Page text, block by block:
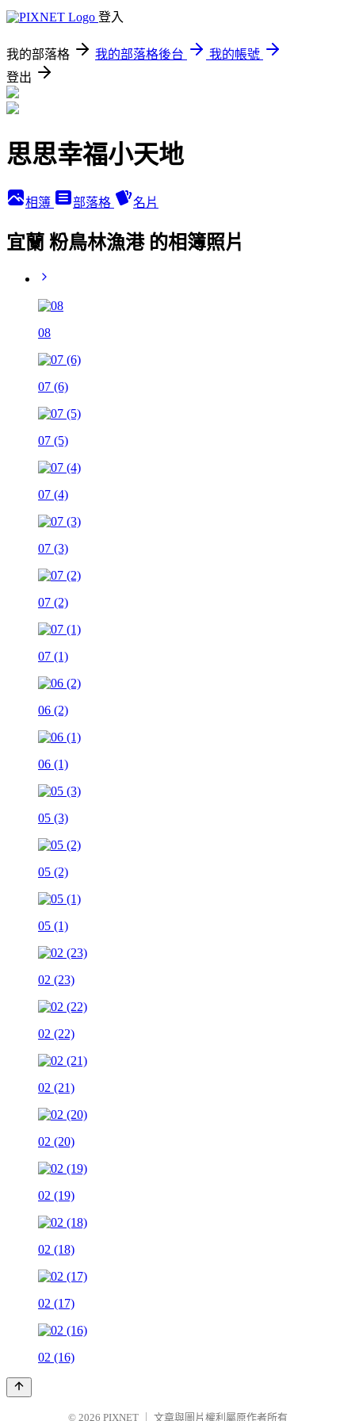
登入
我的部落格 我的部落格後台
我的帳號
登出
思思幸福小天地
相簿 部落格 名片
宜蘭 粉鳥林漁港 的相簿照片
08
07 (6)
07 (5)
07 (4)
07 (3)
07 (2)
07 (1)
06 (2)
06 (1)
05 (3)
05 (2)
05 (1)
02 (23)
02 (22)
02 (21)
02 (20)
02 (19)
02 (18)
02 (17)
02 (16)
© 2026 PIXNET 文章與圖片權利屬原作者所有